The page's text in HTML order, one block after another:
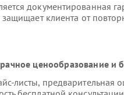
документированная
защищает клиента от
ценообразование и
листы, предварительная